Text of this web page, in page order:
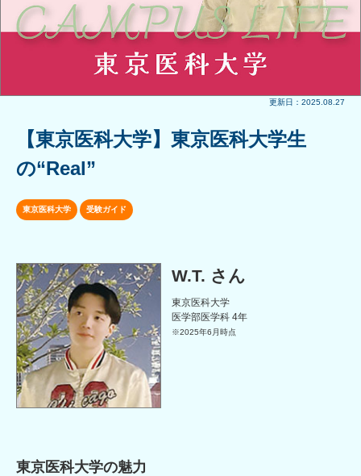
更新日：2025.08.27
【東京医科大学】東京医科大学生
の“Real”
東京医科大学 受験ガイド
W.T. さん
東京医科大学
医学部医学科 4年
※2025年6月時点
東京医科大学の魅力